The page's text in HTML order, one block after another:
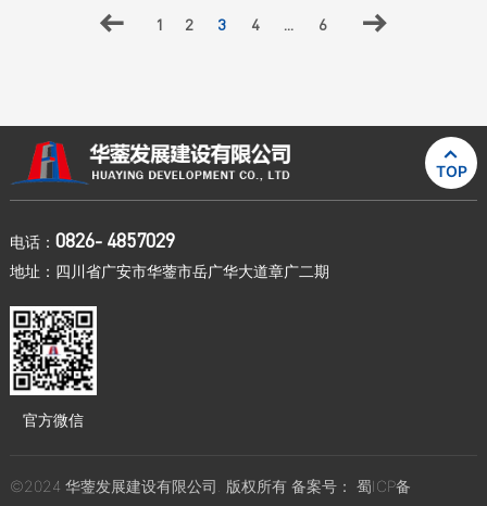
 1 2 3 4 ... 6 

TOP
电话： 0826- 4857029
地址：四川省广安市华蓥市岳广华大道章广二期
官方微信
©2024 华蓥发展建设有限公司. 版权所有 备案号： 蜀ICP备